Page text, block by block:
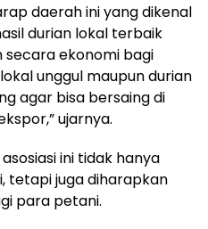
daerah ini yang dikenal
durian lokal terbaik
secara ekonomi bagi
unggul maupun durian
agar bisa bersaing di
ujarnya.
ini tidak hanya
tetapi juga diharapkan
para petani.